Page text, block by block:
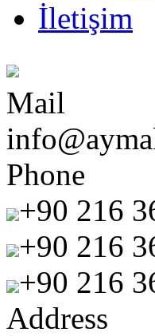
İletişim
Mail
Phone
+90 216
+90 216
+90 216
Address